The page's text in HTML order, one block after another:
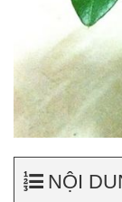
NỘI